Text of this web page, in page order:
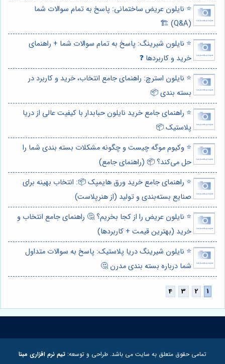
⭐️ نایلون عریض ساختمانی: پاسخ به تمام سوالات شما
(Q&A) 🏗️
⭐️ نایلون شیرینگ: پاسخ به تمام سوالات شما + راهنمای
خرید و کاربردها ❓
⭐️ نایلون استرچ: راهنمای جامع انتخاب، خرید و کاربرد در
بسته بندی 📦
⭐️ راهنمای جامع خرید نایلون حبابدار با کیفیت عالی از دریا
پلاستیک 📦
⭐️ وکیوم موگه چیست و چگونه مشکلات بسته بندی شما را
حل می‌کند؟ 📦 (راهنمای جامع)
⭐️ راهنمای جامع خرید ورق هایمپک 📦: انتخاب بهینه برای
صنایع بسته‌بندی و تولید (از هنرپلاست)
⭐️ نایلون عریض را از کجا بخریم؟ 🤔 راهنمای جامع انتخاب و
خرید (بهترین قیمت + کاربردها)
⭐️ نایلون شیرینگ دریا پلاستیک: پاسخ به سوالات متداول
شما درباره بسته بندی مدرن 🤔
تمامی حقوق متعلق به سایت می باشد. طراحی و توسعه: تیم نرم افزاری مبنا